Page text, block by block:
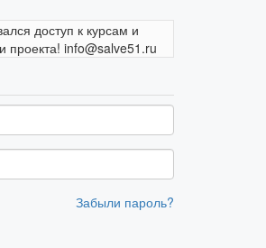
доступ к курсам и
проекта! info@salve51.ru
Забыли пароль?